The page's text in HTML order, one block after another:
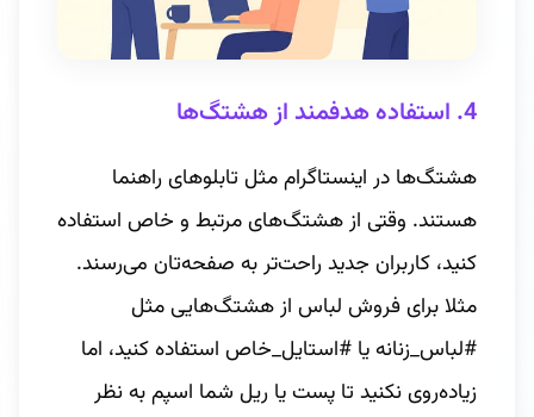
4. استفاده هدفمند از هشتگ‌ها
هشتگ‌ها در اینستاگرام مثل تابلوهای راهنما
هستند. وقتی از هشتگ‌های مرتبط و خاص استفاده
کنید، کاربران جدید راحت‌تر به صفحه‌تان می‌رسند.
مثلا برای فروش لباس از هشتگ‌هایی مثل
#لباس_زنانه یا #استایل_خاص استفاده کنید، اما
زیاده‌روی نکنید تا پست یا ریل شما اسپم به نظر